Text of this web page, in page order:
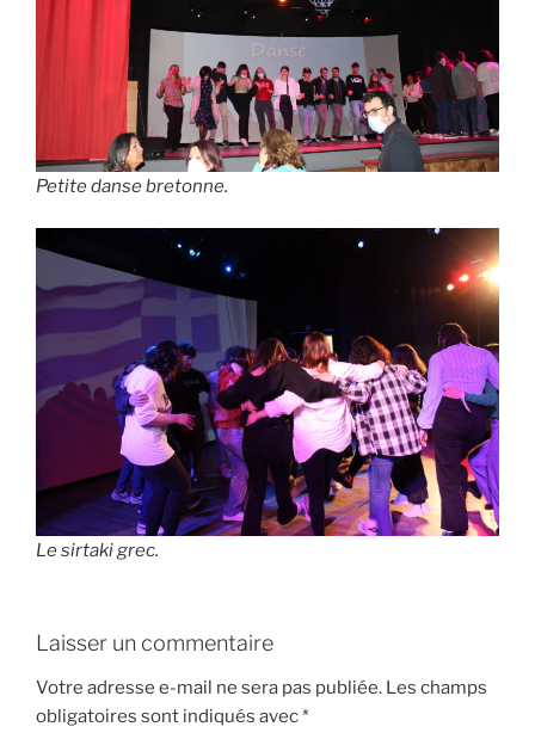
Petite danse bretonne.
Le sirtaki grec.
Laisser un commentaire
Votre adresse e-mail ne sera pas publiée. Les champs
obligatoires sont indiqués avec*